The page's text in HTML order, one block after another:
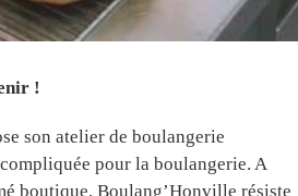
!
son atelier de boulangerie
pour la boulangerie. A
boutique, Boulang’Honville résiste